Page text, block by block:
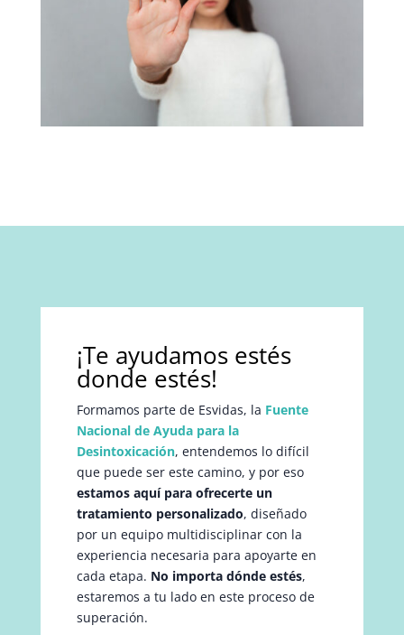
¡Te ayudamos estés
donde estés!
Formamos parte de Esvidas, la Fuente
Nacional de Ayuda para la
Desintoxicación, entendemos lo difícil
que puede ser este camino, y por eso
estamos aquí para ofrecerte un
tratamiento personalizado, diseñado
por un equipo multidisciplinar con la
experiencia necesaria para apoyarte en
cada etapa. No importa dónde estés,
estaremos a tu lado en este proceso de
superación.